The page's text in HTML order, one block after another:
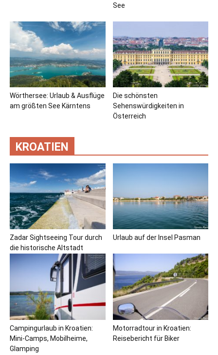
See
Wörthersee: Urlaub & Ausflüge
am größten See Kärntens
Die schönsten
Sehenswürdigkeiten in
Österreich
KROATIEN
Zadar Sightseeing Tour durch
die historische Altstadt
Urlaub auf der Insel Pasman
Campingurlaub in Kroatien:
Mini-Camps, Mobilheime,
Glamping
Motorradtour in Kroatien:
Reisebericht für Biker